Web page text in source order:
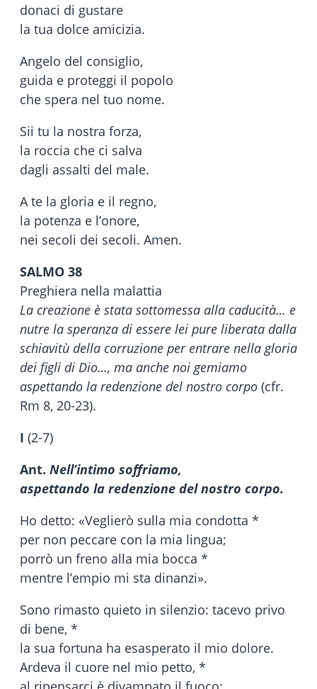
donaci di gustare
la tua dolce amicizia.
Angelo del consiglio,
guida e proteggi il popolo
che spera nel tuo nome.
Sii tu la nostra forza,
la roccia che ci salva
dagli assalti del male.
A te la gloria e il regno,
la potenza e l’onore,
nei secoli dei secoli. Amen.
SALMO 38
Preghiera nella malattia
La creazione è stata sottomessa alla caducità… e
nutre la speranza di essere lei pure liberata dalla
schiavitù della corruzione per entrare nella gloria
dei figli di Dio…, ma anche noi gemiamo
aspettando la redenzione del nostro corpo (cfr.
Rm 8, 20-23).
I (2-7)
Ant. Nell’intimo soffriamo,
aspettando la redenzione del nostro corpo.
Ho detto: «Veglierò sulla mia condotta *
per non peccare con la mia lingua;
porrò un freno alla mia bocca *
mentre l’empio mi sta dinanzi».
Sono rimasto quieto in silenzio: tacevo privo
di bene, *
la sua fortuna ha esasperato il mio dolore.
Ardeva il cuore nel mio petto, *